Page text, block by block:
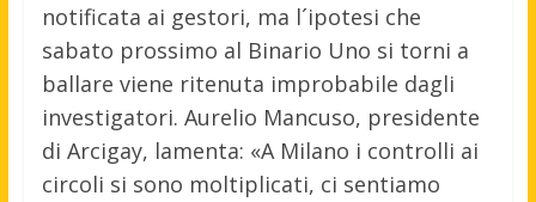
notificata ai gestori, ma l´ipotesi che
sabato prossimo al Binario Uno si torni a
ballare viene ritenuta improbabile dagli
investigatori. Aurelio Mancuso, presidente
di Arcigay, lamenta: «A Milano i controlli ai
circoli si sono moltiplicati, ci sentiamo